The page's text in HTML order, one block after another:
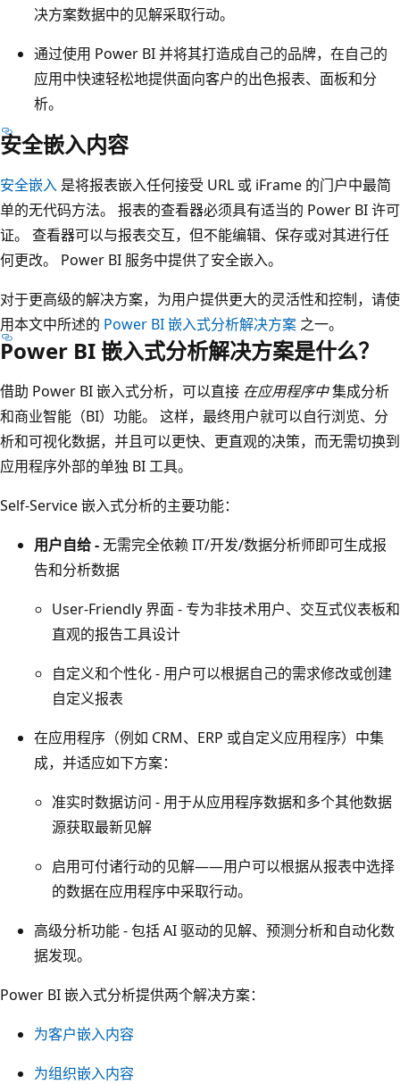
决方案数据中的见解采取行动。
通过使用 Power BI 并将其打造成自己的品牌，在自己的
应用中快速轻松地提供面向客户的出色报表、面板和分
析。
安全嵌入内容
安全嵌入 是将报表嵌入任何接受 URL 或 iFrame 的门户中最简
单的无代码方法。 报表的查看器必须具有适当的 Power BI 许可
证。 查看器可以与报表交互，但不能编辑、保存或对其进行任
何更改。 Power BI 服务中提供了安全嵌入。
对于更高级的解决方案，为用户提供更大的灵活性和控制，请使
用本文中所述的 Power BI 嵌入式分析解决方案 之一。
Power BI 嵌入式分析解决方案是什么？
借助 Power BI 嵌入式分析，可以直接 在应用程序中集成分析
和商业智能（BI）功能。 这样，最终用户就可以自行浏览、分
析和可视化数据，并且可以更快、更直观的决策，而无需切换到
应用程序外部的单独 BI 工具。
Self-Service 嵌入式分析的主要功能：
用户自给 -无需完全依赖 IT/开发/数据分析师即可生成报
告和分析数据
User-Friendly 界面 - 专为非技术用户、交互式仪表板和
直观的报告工具设计
自定义和个性化 - 用户可以根据自己的需求修改或创建
自定义报表
在应用程序（例如 CRM、ERP 或自定义应用程序）中集
成，并适应如下方案：
准实时数据访问 - 用于从应用程序数据和多个其他数据
源获取最新见解
启用可付诸行动的见解——用户可以根据从报表中选择
的数据在应用程序中采取行动。
高级分析功能 - 包括 AI 驱动的见解、预测分析和自动化数
据发现。
Power BI 嵌入式分析提供两个解决方案：
为客户嵌入内容
为组织嵌入内容